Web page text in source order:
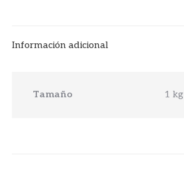
Información adicional
Tamaño 1 kg